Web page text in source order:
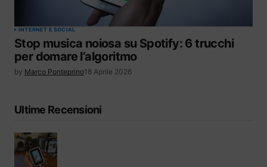
INTERNET E SOCIAL
Stop musica noiosa su Spotify: 6 trucchi
per domare l’algoritmo
by Marco Ponteprino18 Aprile 2026
Ultime Recensioni